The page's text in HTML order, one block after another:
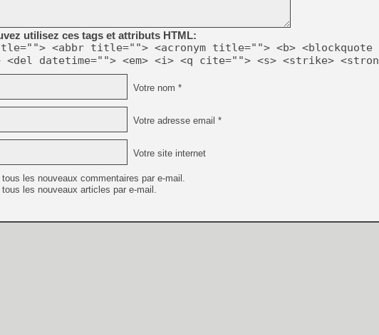
utilisez ces tags et attributs HTML:
<abbr title=""> <acronym title=""> <b> <blockquote
<del datetime=""> <em> <i> <q cite=""> <s> <strike>
Votre nom *
Votre adresse email *
Votre site internet
tous les nouveaux commentaires par e-mail.
tous les nouveaux articles par e-mail.